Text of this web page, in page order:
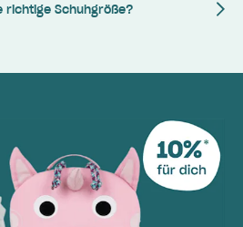
richtige Schuhgröße?